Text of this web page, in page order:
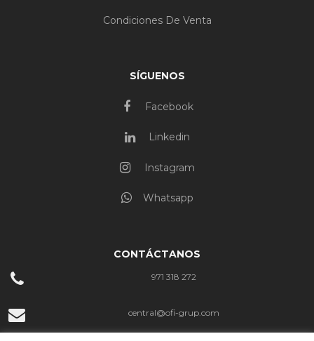
Condiciones De Venta
SÍGUENOS
Facebook
Linkedin
Instagram
Whatsapp
CONTÁCTANOS
971 318 272
central@ofi-grup.com